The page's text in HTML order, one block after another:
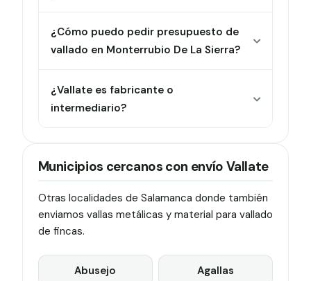
¿Cómo puedo pedir presupuesto de
vallado en Monterrubio De La Sierra?
¿Vallate es fabricante o
intermediario?
Municipios cercanos con envío Vallate
Otras localidades de Salamanca donde también
enviamos vallas metálicas y material para vallado
de fincas.
Abusejo Agallas